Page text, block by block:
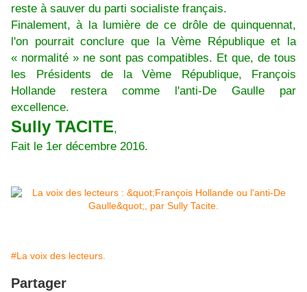
reste à sauver du parti socialiste français.
Finalement, à la lumière de ce drôle de quinquennat,
l'on pourrait conclure que la Vème République et la
« normalité » ne sont pas compatibles. Et que, de tous
les Présidents de la Vème République, François
Hollande restera comme l'anti-De Gaulle par
excellence.
Sully TACITE,
Fait le 1er décembre 2016.
#La voix des lecteurs.
Partager